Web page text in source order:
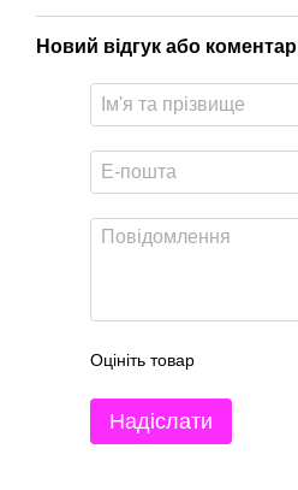
Новий відгук або коментар
Оцініть товар
Надіслати